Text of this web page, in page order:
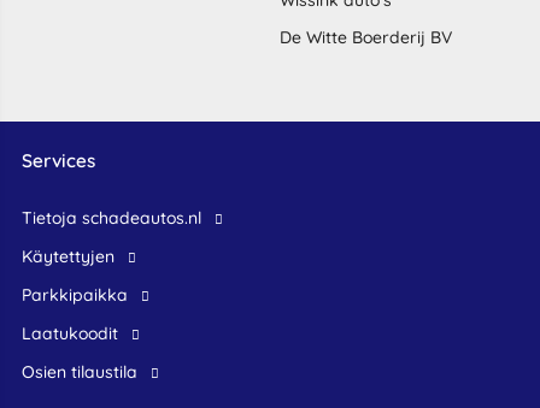
De Witte Boerderij BV
Services
Tietoja schadeautos.nl
Käytettyjen
Parkkipaikka
Laatukoodit
Osien tilaustila